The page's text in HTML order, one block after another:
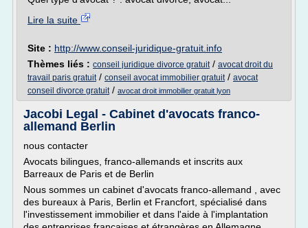
Lire la suite
Site : http://www.conseil-juridique-gratuit.info
Thèmes liés : conseil juridique divorce gratuit/ avocat droit du
travail paris gratuit/ conseil avocat immobilier gratuit/ avocat
conseil divorce gratuit/ avocat droit immobilier gratuit lyon
Jacobi Legal - Cabinet d'avocats franco-
allemand Berlin
nous contacter
Avocats bilingues, franco-allemands et inscrits aux
Barreaux de Paris et de Berlin
Nous sommes un cabinet d'avocats franco-allemand , avec
des bureaux à Paris, Berlin et Francfort, spécialisé dans
l'investissement immobilier et dans l'aide à l'implantation